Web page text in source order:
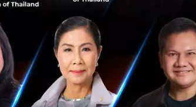
รืออยู่ระหว่างตัดสินใจ สามารถนำไปปรับใช้
กวิชาการมายืนยันใด ๆ ทั้งสิ้น ซึ่งเราหวังว่า
ซึ่งเมื่อมีการฉีดแล้วทางทีมงานจะมาอัปเดต